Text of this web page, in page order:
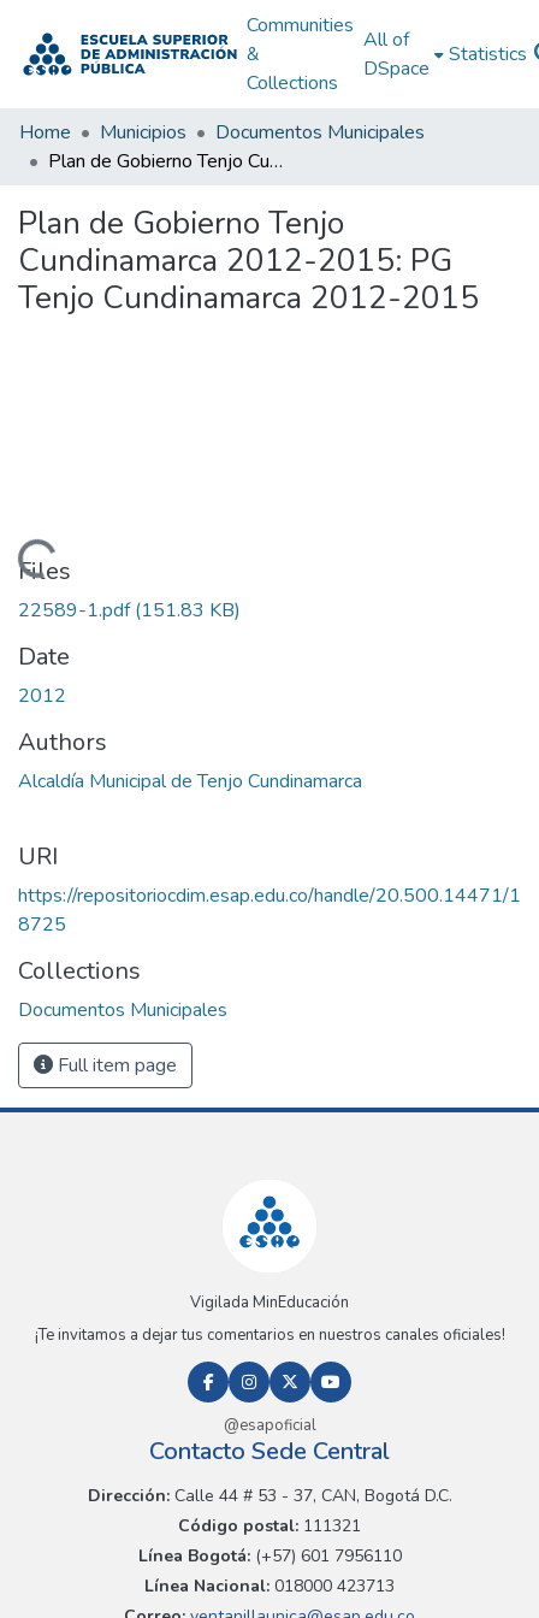
Communities
&
Collections
All of
DSpace
Statistics
Home Municipios
Documentos Municipales
Plan de Gobierno Tenjo Cundinamarca 2012-2015: PG Tenjo Cundinamarca 2012-2015
Plan de Gobierno Tenjo
Cundinamarca 2012-2015: PG
Tenjo Cundinamarca 2012-2015
Loading...
Files
22589-1.pdf(151.83 KB)
Date
2012
Authors
Alcaldía Municipal de Tenjo Cundinamarca
URI
https://repositoriocdim.esap.edu.co/handle/20.500.14471/1
8725
Collections
Documentos Municipales
Full item page
Vigilada MinEducación
¡Te invitamos a dejar tus comentarios en nuestros canales oficiales!
@esapoficial
Contacto Sede Central
Dirección:Calle 44 # 53 - 37, CAN, Bogotá D.C.
Código postal: 111321
Línea Bogotá:(+57) 601 7956110
Línea Nacional: 018000 423713